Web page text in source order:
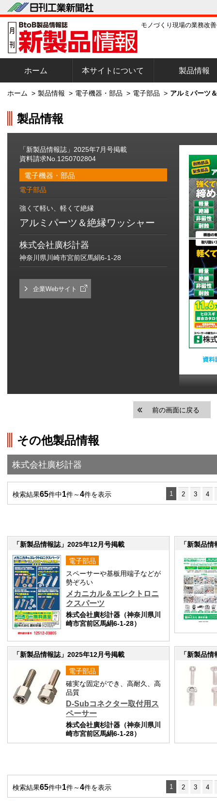
モノづくり現場の業務改
ホーム 本サイトについて 製品情報
ホーム > 製品情報 > 電子機器・部品 > 電子部品 > アルミパーツ
製品情報
「新製品情報誌」2025年7月号掲載
資料請求No.1250702804
電子機器・部品
電子部品
強くて軽い、軽くて絶縁
アルミパーツ＆絶縁ワッシャー
株式会社廣杉計器
神奈川県川崎市宮前区馬絹6-1-28
企業Webサイト
前の画面に戻る
その他製品情報
株式会社廣杉計器
検索結果65件中1件～4件を表示 1 2 3 4
「新製品情報誌」2025年12月号掲載
電子部品
スペーサーや基板用端子などが
勢ぞろい
メカニカル＆エレクトロニ
クスパーツ
株式会社廣杉計器（神奈川県川
崎市宮前区馬絹6-1-28）
「新製品
「新製品情報誌」2025年12月号掲載
電子部品
確実な固定ができ、高耐久、高
品質
D-Subコネクター取付用ス
ペーサー
株式会社廣杉計器（神奈川県川
崎市宮前区馬絹6-1-28）
「新製品
検索結果65件中1件～4件を表示 1 2 3 4